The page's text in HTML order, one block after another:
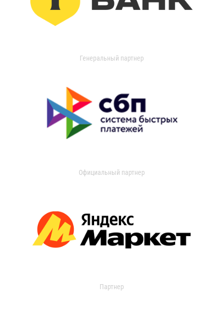
Генеральный партнер
Официальный партнер
Партнер